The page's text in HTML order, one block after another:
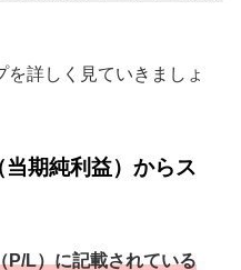
詳しく見ていきましょ
期純利益）からス
P/L）に記載されている